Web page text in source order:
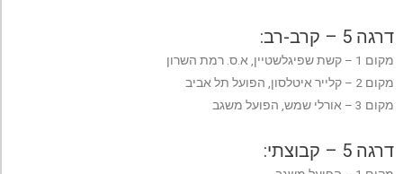
דרגה 5 – קרב-רב:
מקום 1 – קשת שפיגלשטיין, א.ס. רמת השרון
מקום 2 – קלייר איטלסון, הפועל תל אביב
מקום 3 – אורלי שמש, הפועל משגב
דרגה 5 – קבוצתי: